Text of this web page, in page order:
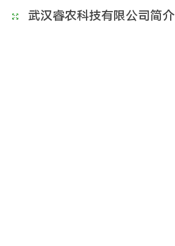
武汉睿农科技有限公司简介